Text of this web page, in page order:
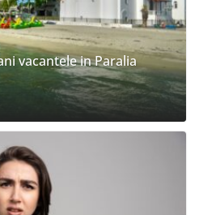
vacantele in Paralia